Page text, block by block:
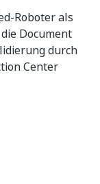
Roboter als
Document
durch
Center